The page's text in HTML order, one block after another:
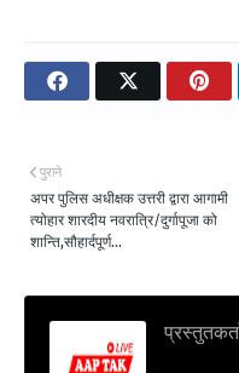
पुराने
अपर पुलिस अधीक्षक उत्तरी द्वारा आगामी
त्योहार शारदीय नवरात्रि/दुर्गापूजा को
शान्ति,सौहार्दपूर्ण...